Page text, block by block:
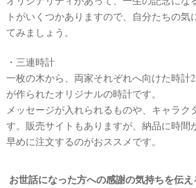
トがいくつかありますので、自分たちの気
てみましょう。
・三連時計
一枚の木から、両家それぞれへ向けた時計
が作られたオリジナルの時計です。
メッセージが入れられるものや、キャラク
す。販売サイトもありますが、納品に時間
早めに注文するのがおススメです。
お世話になった方への感謝の気持ちを伝え